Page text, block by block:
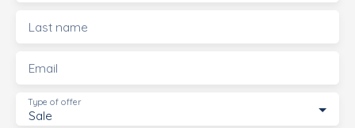
Last name
Email
Sale
Type of offer